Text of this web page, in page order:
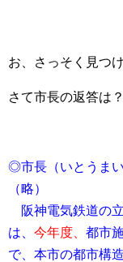
お、さっそく見つ
さて市長の返答は？
◎市長（いとうま
（略）
阪神電気鉄道の
は、 今年度、 都市
で、本市の都市構